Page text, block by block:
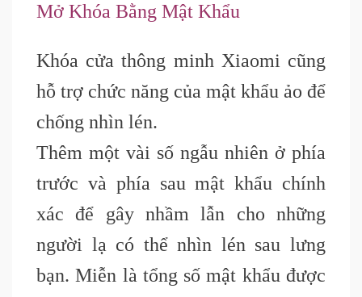
Mở Khóa Bằng Mật Khẩu
Khóa cửa thông minh Xiaomi cũng
hỗ trợ chức năng của mật khẩu ảo để
chống nhìn lén.
Thêm một vài số ngẫu nhiên ở phía
trước và phía sau mật khẩu chính
xác để gây nhầm lẫn cho những
người lạ có thể nhìn lén sau lưng
bạn. Miễn là tổng số mật khẩu được